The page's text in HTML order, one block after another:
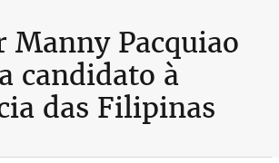
Manny Pacquiao
candidato à
das Filipinas